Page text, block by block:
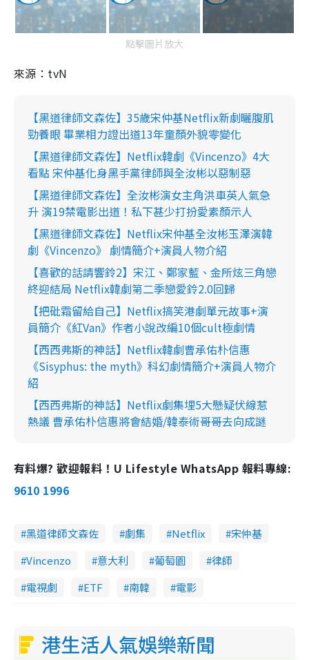
點擊圖片放大
來源： tvN
【黑道律師文森佐】35歲宋仲基Netflix新劇曬腹肌
勁養眼 畢業相力證出道13年童顏外貌零變化
【黑道律師文森佐】Netflix韓劇《Vincenzo》4大
看點 宋仲基化身黑手黨律師與全汝彬以惡制惡
【黑道律師文森佐】全汝彬演女主角洪車英人氣急
升 演19禁電影出道！私下甚少打扮愛素顏示人
【黑道律師文森佐】Netflix宋仲基全汝彬玉澤演韓
劇《Vincenzo》 劇情簡介+演員人物介紹
【喜歡的話請響鈴2】宋江、鄭家藍、金所炫三角戀
終迎結局 Netflix韓劇第二季戀愛鈴2.0回歸
【把砒霜留給自己】Netflix搞笑港劇單元故事+演
員簡介《紅Van》作者小說改編10個cult極劇情
【西西弗斯的神話】Netflix韓劇曹承佑朴信惠
《Sisyphus: the myth》科幻劇情簡介+演員人物介
紹
【西西弗斯的神話】Netflix劇集埋5大懸疑伏線惹
熱議 曹承佑朴信惠將會結婚/韓泰術哥哥去向成謎
有料爆? 歡迎報料！U Lifestyle WhatsApp 報料專線:
9610 1996
黑道律師文森佐 劇集 Netflix
宋仲基
Vincenzo
意大利 葡萄園
律師
電視劇
ETF 南韓 電影
港生活人氣娛樂新聞